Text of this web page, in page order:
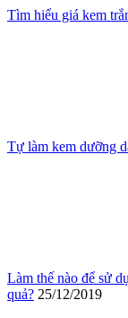
Tìm hiểu giá kem
Tự làm kem dưỡng
Làm thế nào để sử
quả? 25/12/2019